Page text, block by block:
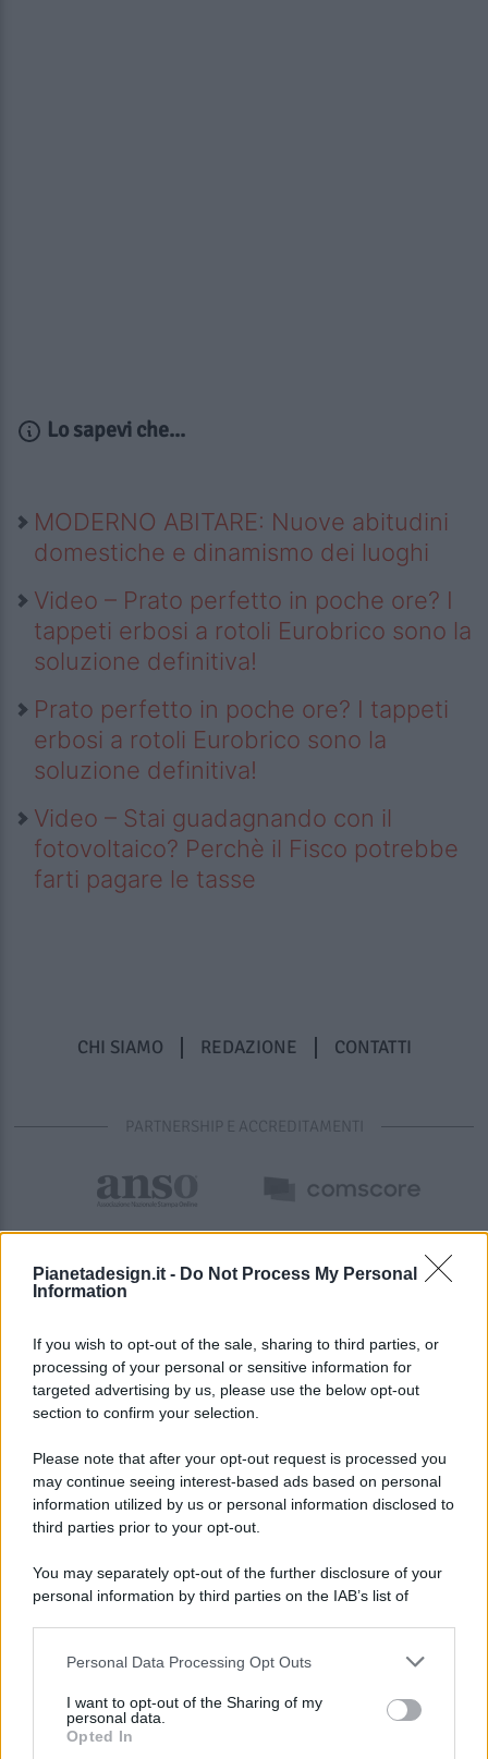
Pianetadesign.it - Do Not Process My Personal
Information
If you wish to opt-out of the sale, sharing to third parties, or
processing of your personal or sensitive information for
targeted advertising by us, please use the below opt-out
section to confirm your selection.
Please note that after your opt-out request is processed you
may continue seeing interest-based ads based on personal
information utilized by us or personal information disclosed to
third parties prior to your opt-out.
You may separately opt-out of the further disclosure of your
personal information by third parties on the IAB’s list of
This information may also be disclosed by us to third parties
disclose it to other third parties.
Personal Data Processing Opt Outs
I want to opt-out of the Sharing of my
personal data.
Opted In
Lo sapevi che...
MODERNO ABITARE: Nuove abitudini
domestiche e dinamismo dei luoghi
Video – Prato perfetto in poche ore? I
tappeti erbosi a rotoli Eurobrico sono la
soluzione definitiva!
Prato perfetto in poche ore? I tappeti
erbosi a rotoli Eurobrico sono la
soluzione definitiva!
Video – Stai guadagnando con il
fotovoltaico? Perchè il Fisco potrebbe
farti pagare le tasse
CHI SIAMO REDAZIONE CONTATTI
PARTNERSHIP E ACCREDITAMENTI
© 2026 - Pianeta Design - P.IVA 04827280654 - Testata
Registrata Al Tribunale Di Nocera Inferiore N. 8/2020 - RG N.
ISCRIZIONE AL ROC N. 35792 – ISCRITTA ALL’ANSO
(ASSOCIAZIONE NAZIONALE STAMPA ONLINE)
PREFERENZE PRIVACY